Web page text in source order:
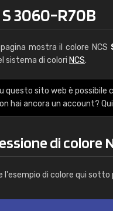
S 3060-R70B
mostra il colore NCS
sistema di colori NCS.
questo sito web è possibile
hai ancora un account?
di colore
l'esempio di colore qui sotto